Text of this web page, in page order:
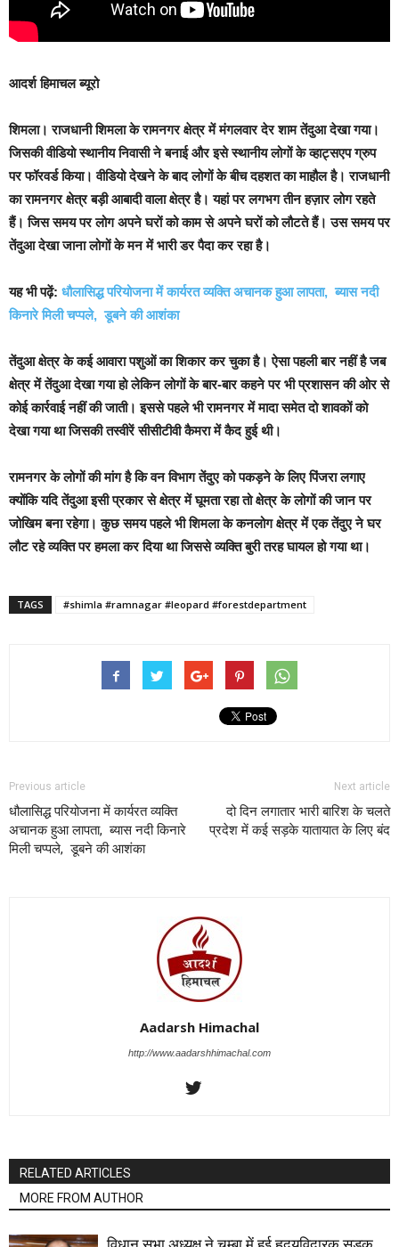
आदर्श हिमाचल ब्यूरो
शिमला। राजधानी शिमला के रामनगर क्षेत्र में मंगलवार देर शाम तेंदुआ देखा गया।
जिसकी वीडियो स्थानीय निवासी ने बनाई और इसे स्थानीय लोगों के व्हाट्सएप ग्रुप
पर फॉरवर्ड किया। वीडियो देखने के बाद लोगों के बीच दहशत का माहौल है। राजधानी
का रामनगर क्षेत्र बड़ी आबादी वाला क्षेत्र है। यहां पर लगभग तीन हज़ार लोग रहते
हैं। जिस समय पर लोग अपने घरों को काम से अपने घरों को लौटते हैं। उस समय पर
तेंदुआ देखा जाना लोगों के मन में भारी डर पैदा कर रहा है।
यह भी पढ़ें: धौलासिद्ध परियोजना में कार्यरत व्यक्ति अचानक हुआ लापता, ब्यास नदी
किनारे मिली चप्पले, डूबने की आशंका
तेंदुआ क्षेत्र के कई आवारा पशुओं का शिकार कर चुका है। ऐसा पहली बार नहीं है जब
क्षेत्र में तेंदुआ देखा गया हो लेकिन लोगों के बार-बार कहने पर भी प्रशासन की ओर से
कोई कार्रवाई नहीं की जाती। इससे पहले भी रामनगर में मादा समेत दो शावकों को
देखा गया था जिसकी तस्वीरें सीसीटीवी कैमरा में कैद हुई थी।
रामनगर के लोगों की मांग है कि वन विभाग तेंदुए को पकड़ने के लिए पिंजरा लगाए
क्योंकि यदि तेंदुआ इसी प्रकार से क्षेत्र में घूमता रहा तो क्षेत्र के लोगों की जान पर
जोखिम बना रहेगा। कुछ समय पहले भी शिमला के कनलोग क्षेत्र में एक तेंदुए ने घर
लौट रहे व्यक्ति पर हमला कर दिया था जिससे व्यक्ति बुरी तरह घायल हो गया था।
TAGS #shimla #ramnagar #leopard #forestdepartment
Previous article
धौलासिद्ध परियोजना में कार्यरत व्यक्ति
अचानक हुआ लापता, ब्यास नदी किनारे
मिली चप्पले, डूबने की आशंका
Next article
दो दिन लगातार भारी बारिश के चलते
प्रदेश में कई सड़के यातायात के लिए बंद
Aadarsh Himachal
http://www.aadarshhimachal.com
RELATED ARTICLES
MORE FROM AUTHOR